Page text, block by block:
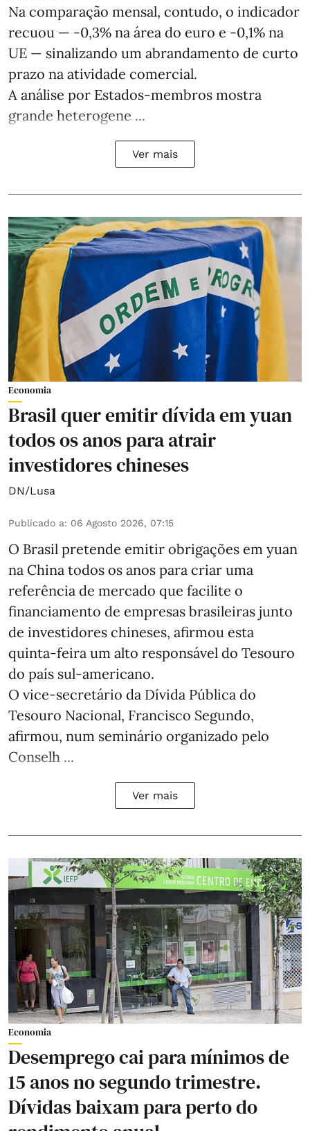
Na comparação mensal, contudo, o indicador
recuou — -0,3% na área do euro e -0,1% na
UE — sinalizando um abrandamento de curto
prazo na atividade comercial.
A análise por Estados‑membros mostra
grande heterogene ...
Ver mais
Economia
Brasil quer emitir dívida em yuan
todos os anos para atrair
investidores chineses
DN/Lusa
Publicado a: 06 Agosto 2026, 07:15
O Brasil pretende emitir obrigações em yuan
na China todos os anos para criar uma
referência de mercado que facilite o
financiamento de empresas brasileiras junto
de investidores chineses, afirmou esta
quinta-feira um alto responsável do Tesouro
do país sul-americano.
O vice-secretário da Dívida Pública do
Tesouro Nacional, Francisco Segundo,
afirmou, num seminário organizado pelo
Conselh ...
Ver mais
Economia
Desemprego cai para mínimos de
15 anos no segundo trimestre.
Dívidas baixam para perto do